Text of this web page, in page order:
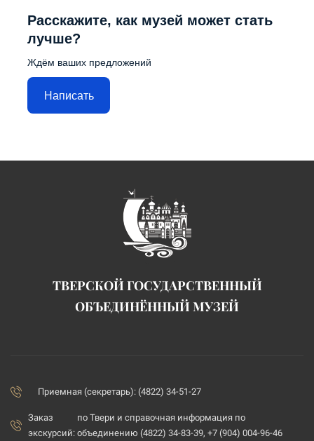
Расскажите, как музей может стать
лучше?
Ждём ваших предложений
Написать
ТВЕРСКОЙ ГОСУДАРСТВЕННЫЙ
ОБЪЕДИНЁННЫЙ МУЗЕЙ
Приемная (секретарь): (4822) 34-51-27
Заказ
экскурсий:
по Твери и справочная информация по
объединению (4822) 34-83-39, +7 (904) 004-96-46